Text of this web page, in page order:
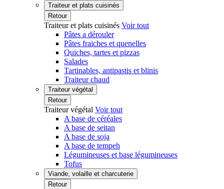
Traiteur et plats cuisinés
Retour
Traiteur et plats cuisinés Voir tout
Pâtes a dérouler
Pâtes fraiches et quenelles
Quiches, tartes et pizzas
Salades
Tartinables, antipastis et blinis
Traiteur chaud
Traiteur végétal
Retour
Traiteur végétal Voir tout
A base de céréales
A base de seitan
A base de soja
A base de tempeh
Légumineuses et base légumineuses
Tofus
Viande, volaille et charcuterie
Retour